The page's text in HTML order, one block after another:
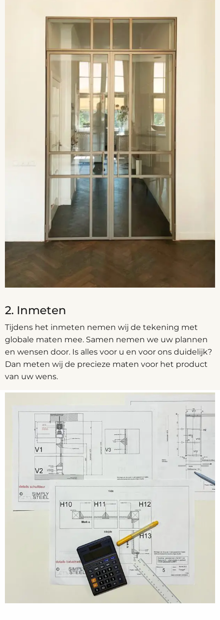
2. Inmeten
Tijdens het inmeten nemen wij de tekening met
globale maten mee. Samen nemen we uw plannen
en wensen door. Is alles voor u en voor ons duidelijk?
Dan meten wij de precieze maten voor het product
van uw wens.